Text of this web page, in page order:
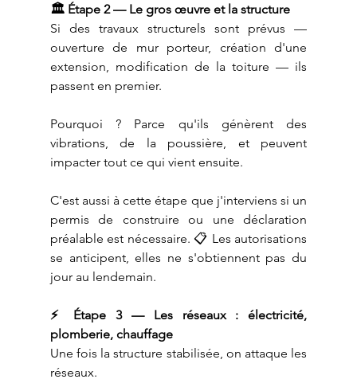
🏛️ Étape 2 — Le gros œuvre et la structure
Si des travaux structurels sont prévus —
ouverture de mur porteur, création d'une
extension, modification de la toiture — ils
passent en premier.
Pourquoi ? Parce qu'ils génèrent des
vibrations, de la poussière, et peuvent
impacter tout ce qui vient ensuite.
C'est aussi à cette étape que j'interviens si un
permis de construire ou une déclaration
préalable est nécessaire. 📋 Les autorisations
se anticipent, elles ne s'obtiennent pas du
jour au lendemain.
⚡ Étape 3 — Les réseaux : électricité,
plomberie, chauffage
Une fois la structure stabilisée, on attaque les
réseaux.